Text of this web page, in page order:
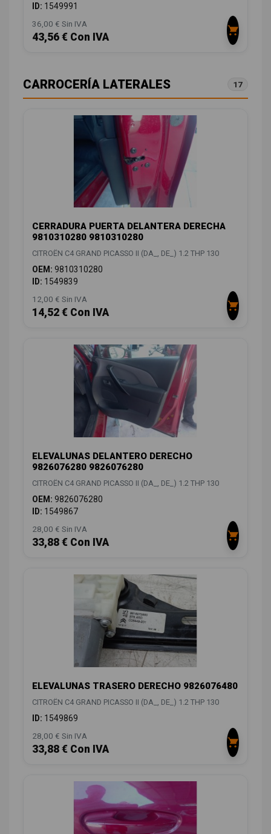
ID: 1549991
36,00 € Sin IVA
43,56 € Con IVA
CARROCERÍA LATERALES 17
CERRADURA PUERTA DELANTERA DERECHA
9810310280 9810310280
CITROËN C4 GRAND PICASSO II (DA_, DE_) 1.2 THP 130
OEM: 9810310280
ID: 1549839
12,00 € Sin IVA
14,52 € Con IVA
ELEVALUNAS DELANTERO DERECHO
9826076280 9826076280
CITROËN C4 GRAND PICASSO II (DA_, DE_) 1.2 THP 130
OEM: 9826076280
ID: 1549867
28,00 € Sin IVA
33,88 € Con IVA
ELEVALUNAS TRASERO DERECHO 9826076480
CITROËN C4 GRAND PICASSO II (DA_, DE_) 1.2 THP 130
ID: 1549869
28,00 € Sin IVA
33,88 € Con IVA